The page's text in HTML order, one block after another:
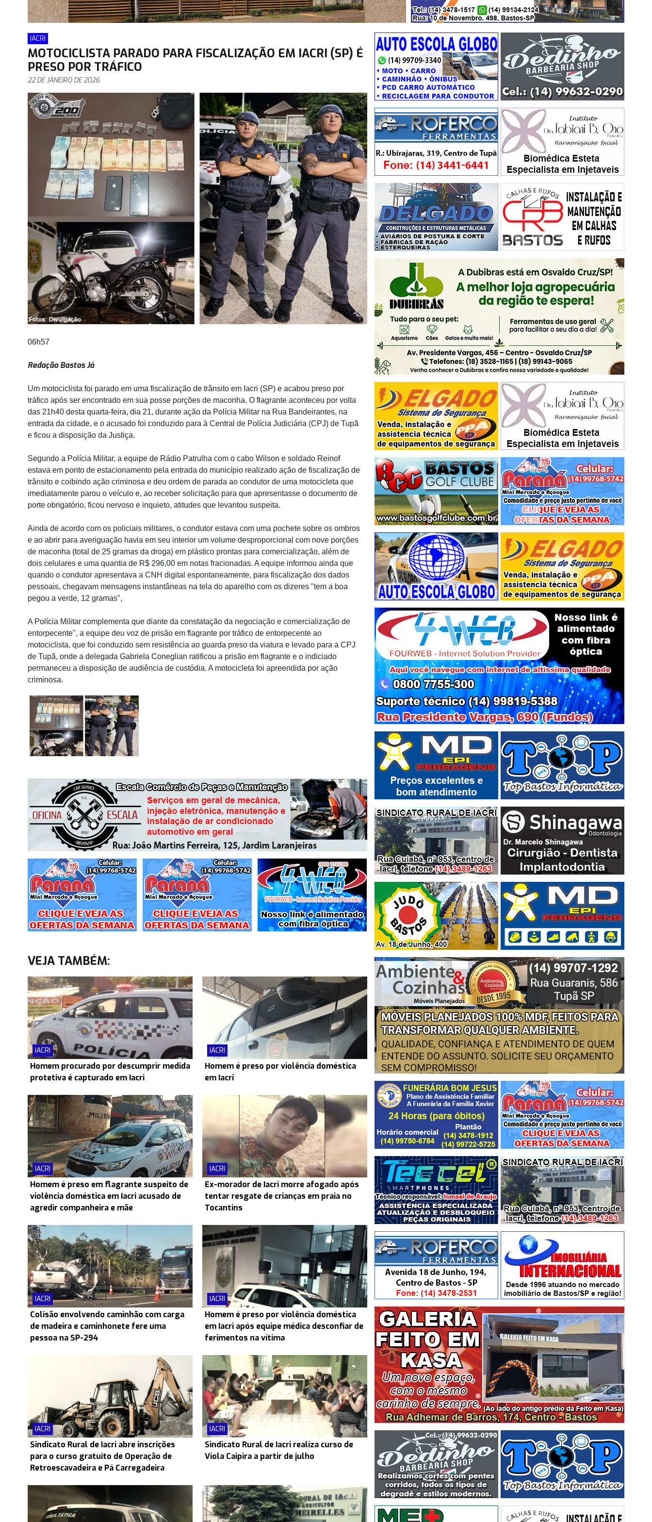
IACRI
MOTOCICLISTA PARADO PARA FISCALIZAÇÃO EM IACRI (SP) É
PRESO POR TRÁFICO
22 DE JANEIRO DE 2026
06h57
Redação Bastos Já
Um motociclista foi parado em uma fiscalização de trânsito em Iacri (SP) e acabou preso por
tráfico após ser encontrado em sua posse porções de maconha. O flagrante aconteceu por volta
das 21h40 desta quarta-feira, dia 21, durante ação da Polícia Militar na Rua Bandeirantes, na
entrada da cidade, e o acusado foi conduzido para à Central de Polícia Judiciária (CPJ) de Tupã
e ficou a disposição da Justiça.
Segundo a Polícia Militar, a equipe de Rádio Patrulha com o cabo Wilson e soldado Reinof
estava em ponto de estacionamento pela entrada do município realizado ação de fiscalização de
trânsito e coibindo ação criminosa e deu ordem de parada ao condutor de uma motocicleta que
imediatamente parou o veículo e, ao receber solicitação para que apresentasse o documento de
porte obrigatório, ficou nervoso e inquieto, atitudes que levantou suspeita.
Ainda de acordo com os policiais militares, o condutor estava com uma pochete sobre os ombros
e ao abrir para averiguação havia em seu interior um volume desproporcional com nove porções
de maconha (total de 25 gramas da droga) em plástico prontas para comercialização, além de
dois celulares e uma quantia de R$ 296,00 em notas fracionadas. A equipe informou ainda que
quando o condutor apresentava a CNH digital espontaneamente, para fiscalização dos dados
pessoais, chegavam mensagens instantâneas na tela do aparelho com os dizeres "tem a boa
pegou a verde, 12 gramas",
A Polícia Militar complementa que diante da constatação da negociação e comercialização de
entorpecente", a equipe deu voz de prisão em flagrante por tráfico de entorpecente ao
motociclista, que foi conduzido sem resistência ao guarda preso da viatura e levado para a CPJ
de Tupã, onde a delegada Gabriela Coneglian ratificou a prisão em flagrante e o indiciado
permaneceu a disposição de audiência de custódia. A motocicleta foi apreendida por ação
criminosa.
VEJA TAMBÉM:
IACRI
Homem procurado por descumprir medida
protetiva é capturado em Iacri
IACRI
Homem é preso por violência doméstica
em Iacri
IACRI
Homem é preso em flagrante suspeito de
violência doméstica em Iacri acusado de
agredir companheira e mãe
IACRI
Ex-morador de Iacri morre afogado após
tentar resgate de crianças em praia no
Tocantins
IACRI
Colisão envolvendo caminhão com carga
de madeira e caminhonete fere uma
pessoa na SP-294
IACRI
Homem é preso por violência doméstica
em Iacri após equipe médica desconfiar de
ferimentos na vítima
IACRI
Sindicato Rural de Iacri abre inscrições
para o curso gratuito de Operação de
Retroescavadeira e Pá Carregadeira
IACRI
Sindicato Rural de Iacri realiza curso de
Viola Caipira a partir de julho